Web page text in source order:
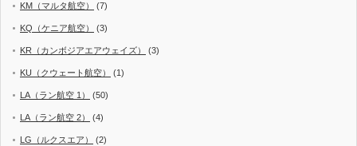
KM（マルタ航空） (7)
KQ（ケニア航空） (3)
KR（カンボジアエアウェイズ） (3)
KU（クウェート航空） (1)
LA（ラン航空 1） (50)
LA（ラン航空 2） (4)
LG（ルクスエア） (2)